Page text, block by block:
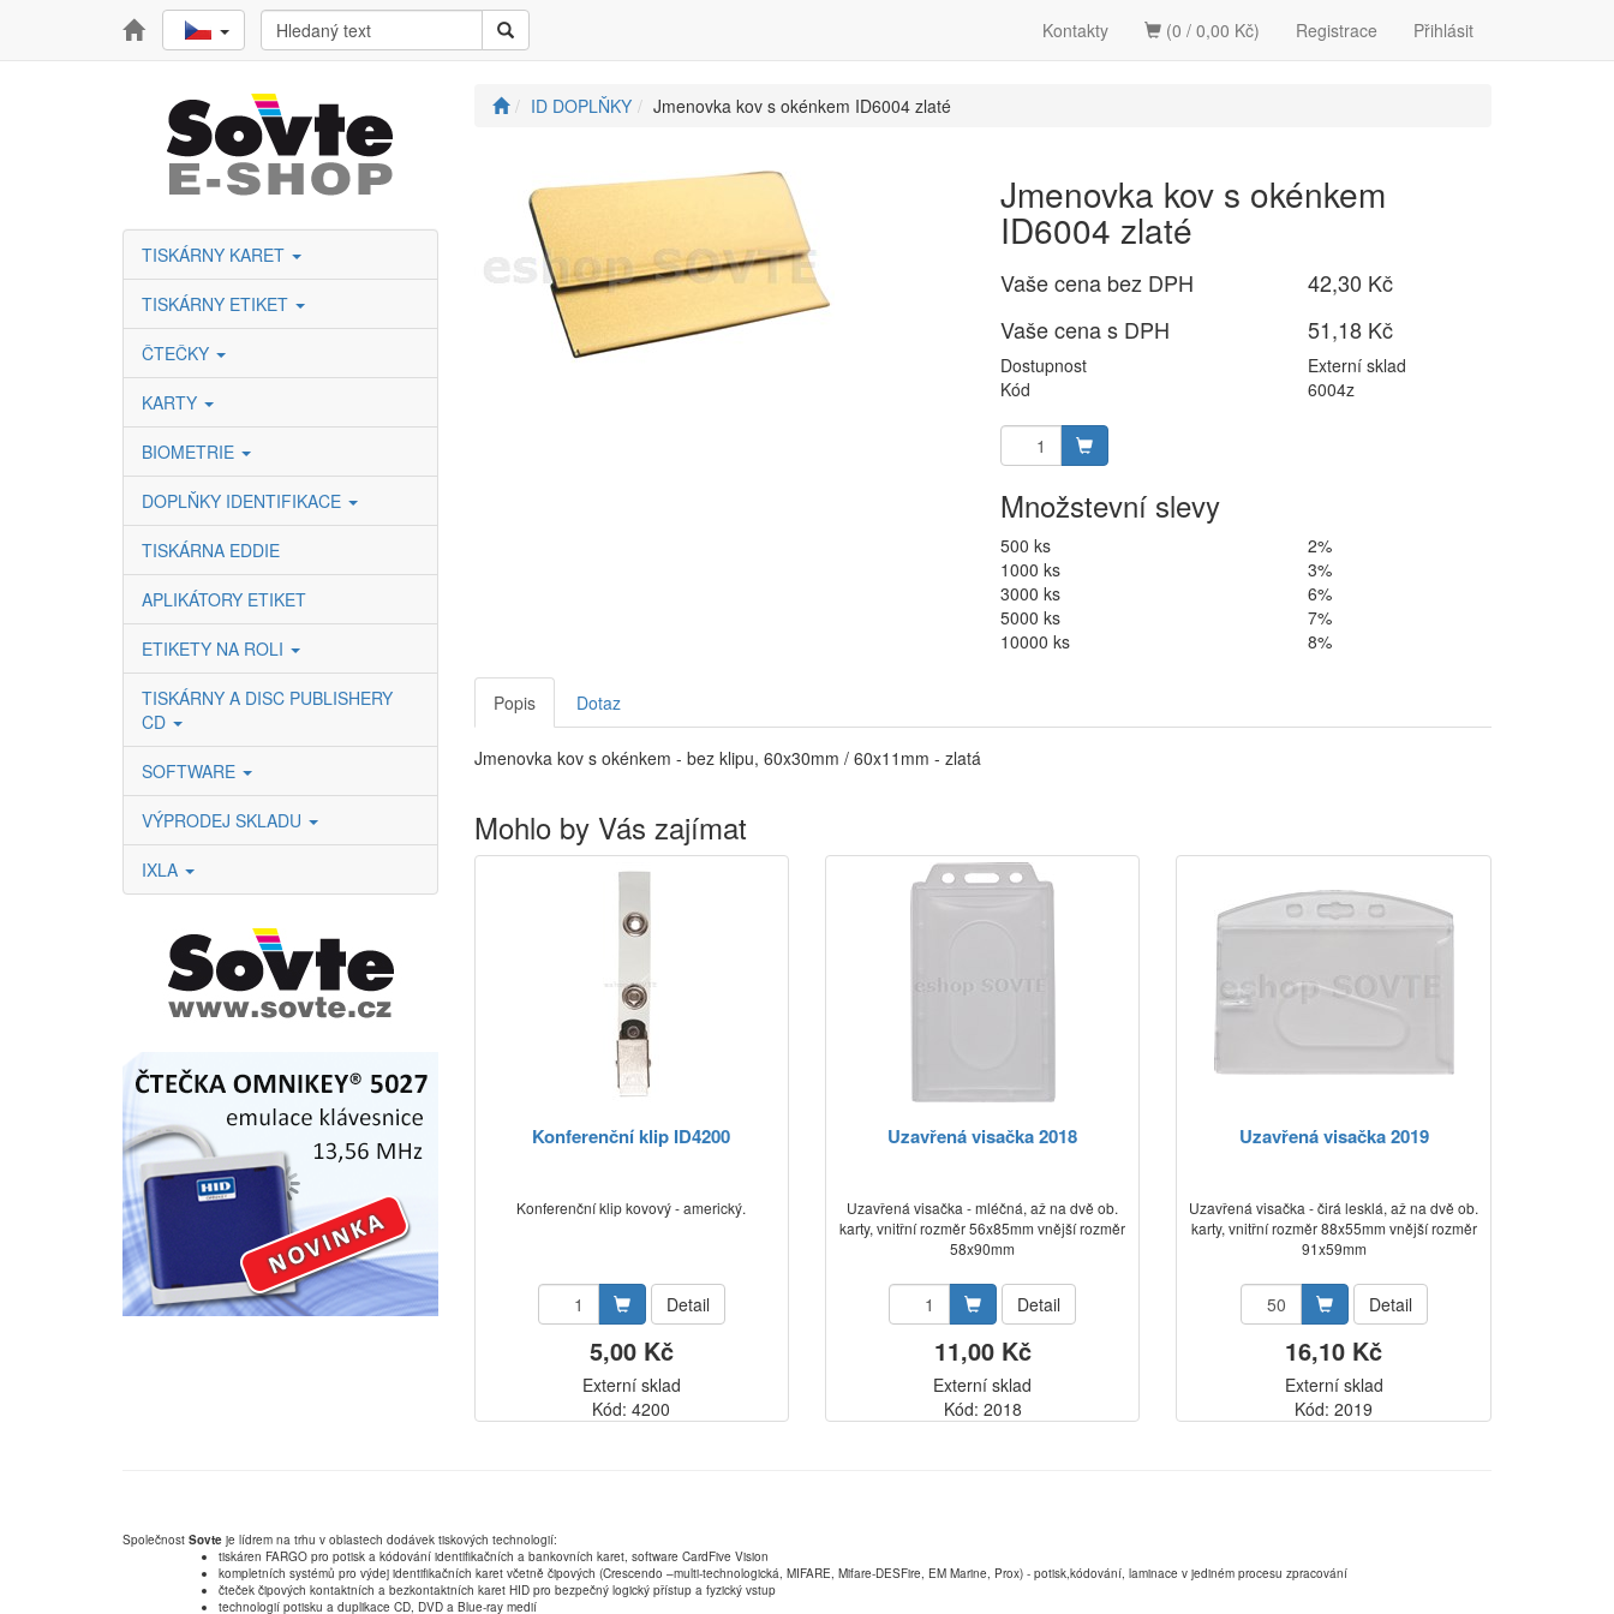
Registrace Přihlásit
Kontakty (0 / 0,00 Kč)
TISKÁRNY KARET
TISKÁRNY ETIKET
ČTEČKY
KARTY
BIOMETRIE
DOPLŇKY IDENTIFIKACE
TISKÁRNA EDDIE
APLIKÁTORY ETIKET
ETIKETY NA ROLI
TISKÁRNY A DISC PUBLISHERY
CD
SOFTWARE
VÝPRODEJ SKLADU
IXLA
ID DOPLŇKY Jmenovka kov s okénkem ID6004 zlaté
Jmenovka kov s okénkem
ID6004 zlaté
Vaše cena bez DPH
42,30 Kč
Vaše cena s DPH
51,18 Kč
Dostupnost
Externí sklad
Kód
6004z
Množstevní slevy
500 ks
2%
1000 ks
3%
3000 ks
6%
5000 ks
7%
10000 ks
8%
Popis Dotaz
Jmenovka kov s okénkem - bez klipu, 60x30mm / 60x11mm - zlatá
Mohlo by Vás zajímat
Konferenční klip ID4200
Konferenční klip kovový - americký.
Detail
5,00 Kč
Externí sklad
Kód: 4200
Uzavřená visačka 2018
Uzavřená visačka - mléčná, až na dvě ob.
karty, vnitřní rozměr 56x85mm vnější rozměr
58x90mm
Detail
11,00 Kč
Externí sklad
Kód: 2018
Uzavřená visačka 2019
Uzavřená visačka - čirá lesklá, až na dvě ob.
karty, vnitřní rozměr 88x55mm vnější rozměr
91x59mm
Detail
16,10 Kč
Externí sklad
Kód: 2019
Společnost Sovte je lídrem na trhu v oblastech dodávek tiskových technologií:
tiskáren FARGO pro potisk a kódování identifikačních a bankovních karet, software CardFive Vision
kompletních systémů pro výdej identifikačních karet včetně čipových (Crescendo –multi-technologická, MIFARE, Mifare-DESFire, EM Marine, Prox) - potisk,kódování, laminace v jediném procesu zpracování
čteček čipových kontaktních a bezkontaktních karet HID pro bezpečný logický přístup a fyzický vstup
technologií potisku a duplikace CD, DVD a Blue-ray medií